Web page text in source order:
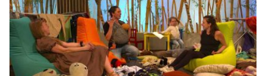
rozloží polovina. Po delší době by už byla neúčinná.
Proto specialisté nesmějí ztratit ani minutu a injekci
podat maximálně dvě hodiny od její výroby. Jinak se
zpozdí vyšetření pacienta, a tedy i léčba a úleva
od bolesti. Podívejte se, jak pracují specialisté v Belgii.